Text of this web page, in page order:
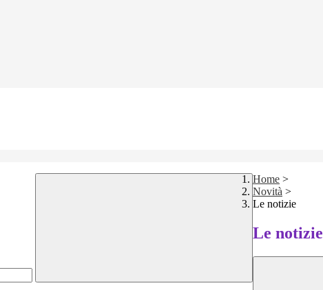
Home >
Novità >
Le notizie
Le notizie